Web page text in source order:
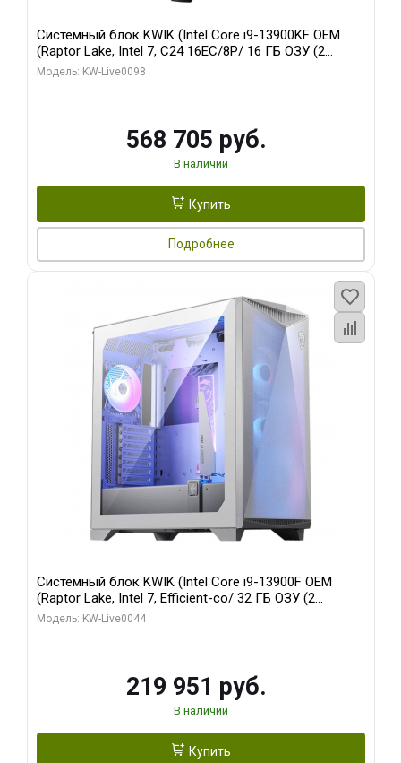
Системный блок KWIK (Intel Core i9-13900KF OEM
(Raptor Lake, Intel 7, C24 16EC/8P/ 16 ГБ ОЗУ (2
модуля)/ Afox RTX4090 24GB GDDR6X 384-Bit 3xDP
Модель: KW-Live0098
568 705 руб.
В наличии
Купить
Подробнее
Системный блок KWIK (Intel Core i9-13900F OEM
(Raptor Lake, Intel 7, Efficient-co/ 32 ГБ ОЗУ (2
модуля)/ Gigabyte RTX5070Ti AERO OC 16GB GDDR7
Модель: KW-Live0044
219 951 руб.
В наличии
Купить